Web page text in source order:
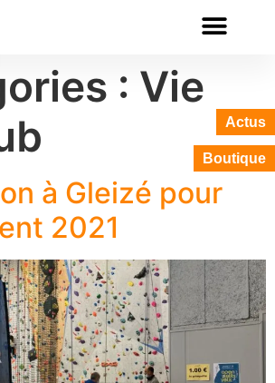
Actus
Boutique
: Vie
à Gleizé pour
2021